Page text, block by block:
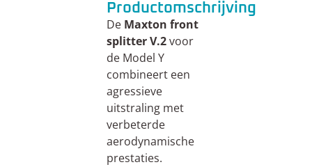
Productomschrijving
De Maxton front
splitter V.2voor
de Model Y
combineert een
agressieve
uitstraling met
verbeterde
aerodynamische
prestaties.